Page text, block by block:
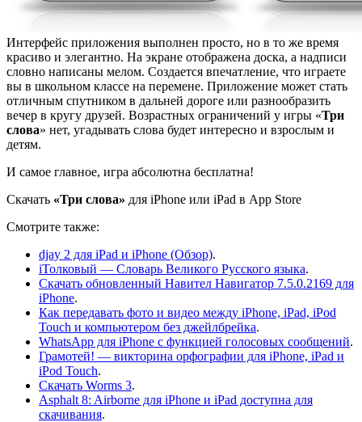
Интерфейс приложения выполнен просто, но в то же время
красиво и элегантно. На экране отображена доска, а надписи
словно написаны мелом. Создается впечатление, что играете
вы в школьном классе на перемене. Приложение может стать
отличным спутником в дальней дороге или разнообразить
вечер в кругу друзей. Возрастных ограничений у игры «Три
слова» нет, угадывать слова будет интересно и взрослым и
детям.
И самое главное, игра абсолютна бесплатна!
Скачать «Три слова» для iPhone или iPad в App Store
Смотрите также:
djay 2 для iPad и iPhone (Обзор).
iТолковый — Словарь Великого Русского языка.
Скачать обновленный Навител Навигатор 7.5.0.2169 для
iPhone.
Как передавать фото и видео между iPhone, iPad, iPod
Touch и компьютером без джейлбрейка.
WhatsApp для iPhone с функцией голосовых сообщений.
Грамотей! — викторина орфографии для iPhone, iPad и
iPod Touch.
Скачать Worms 3.
Asphalt 8: Airborne для iPhone и iPad доступна для
скачивания.